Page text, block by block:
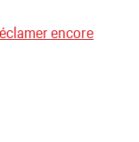
encore